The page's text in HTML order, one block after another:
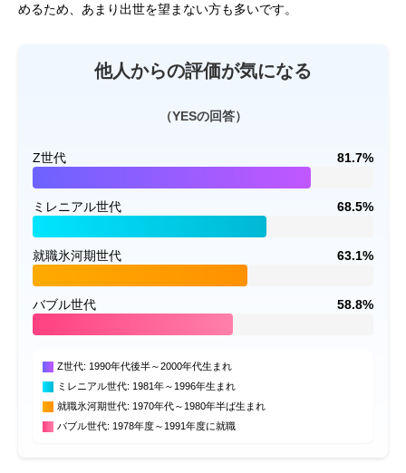
めるため、あまり出世を望まない方も多いです。
他人からの評価が気になる
（YESの回答）
Z世代 81.7%
ミレニアル世代 68.5%
就職氷河期世代 63.1%
バブル世代 58.8%
Z世代: 1990年代後半～2000年代生まれ
ミレニアル世代: 1981年～1996年生まれ
就職氷河期世代: 1970年代～1980年半ば生まれ
バブル世代: 1978年度～1991年度に就職